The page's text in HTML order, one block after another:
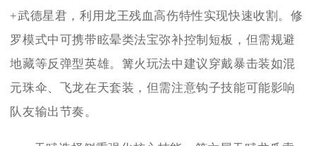
+武德星君，利用龙王残血高伤特性实现快速收割。修
罗模式中可携带眩晕类法宝弥补控制短板，但需规避
地藏等反弹型英雄。篝火玩法中建议穿戴暴击装如混
元珠伞、飞龙在天套装，但需注意钩子技能可能影响
队友输出节奏。